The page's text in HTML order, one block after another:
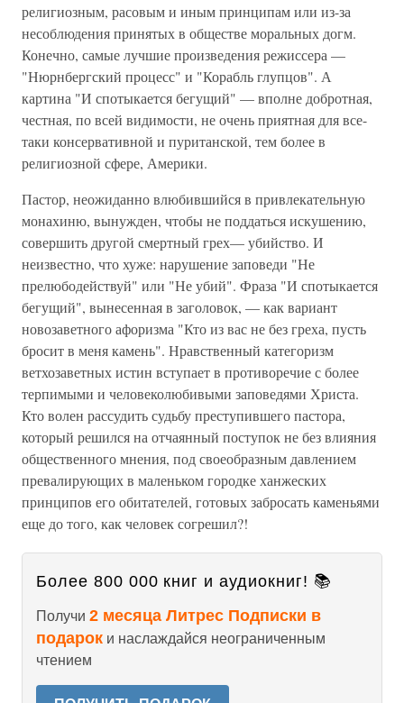
религиозным, расовым и иным принципам или из-за
несоблюдения принятых в обществе моральных догм.
Конечно, самые лучшие произведения режиссера —
"Нюрнбергский процесс" и "Корабль глупцов". А
картина "И спотыкается бегущий" — вполне добротная,
честная, по всей видимости, не очень приятная для все-
таки консервативной и пуританской, тем более в
религиозной сфере, Америки.
Пастор, неожиданно влюбившийся в привлекательную
монахиню, вынужден, чтобы не поддаться искушению,
совершить другой смертный грех— убийство. И
неизвестно, что хуже: нарушение заповеди "Не
прелюбодействуй" или "Не убий". Фраза "И спотыкается
бегущий", вынесенная в заголовок, — как вариант
новозаветного афоризма "Кто из вас не без греха, пусть
бросит в меня камень". Нравственный категоризм
ветхозаветных истин вступает в противоречие с более
терпимыми и человеколюбивыми заповедями Христа.
Кто волен рассудить судьбу преступившего пастора,
который решился на отчаянный поступок не без влияния
общественного мнения, под своеобразным давлением
превалирующих в маленьком городке ханжеских
принципов его обитателей, готовых забросать каменьями
еще до того, как человек согрешил?!
Более 800 000 книг и аудиокниг! 📚
Получи 2 месяца Литрес Подписки в
подарок и наслаждайся неограниченным
чтением